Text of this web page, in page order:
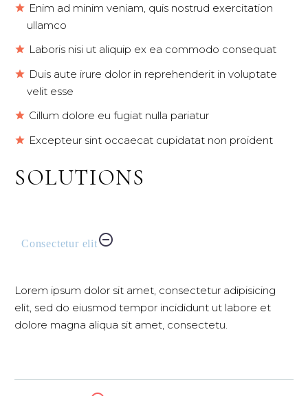
Enim ad minim veniam, quis nostrud exercitation
ullamco
Laboris nisi ut aliquip ex ea commodo consequat
Duis aute irure dolor in reprehenderit in voluptate
velit esse
Cillum dolore eu fugiat nulla pariatur
Excepteur sint occaecat cupidatat non proident
SOLUTIONS
Consectetur elit
Lorem ipsum dolor sit amet, consectetur adipisicing
elit, sed do eiusmod tempor incididunt ut labore et
dolore magna aliqua sit amet, consectetu.